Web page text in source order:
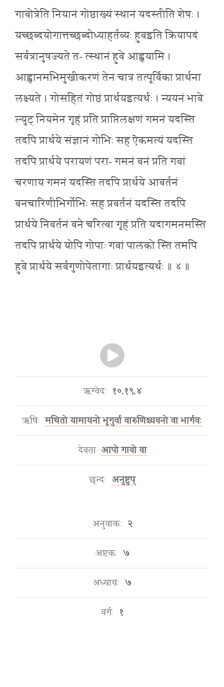
गावोत्रेति नियानं गोष्ठाख्यं स्थानं यदस्तीति शेषः ।
यच्छब्दयोगात्तच्छब्दोध्याहर्तव्यः हुवइति क्रियापदं
सर्वत्रानुषज्यते त- त्स्थानं हुवे आह्वयामि ।
आह्वानमभिमुखीकरणं तेन चात्र तत्पूर्विका प्रार्थना
लक्ष्यते । गोसहितं गोष्ठं प्रार्थयइत्यर्थः । न्ययनं भावे
ल्युट् नियमेन गृहं प्रति प्राप्तिलक्षणं गमनं यदस्ति
तदपि प्रार्थये संज्ञानं गोभिः सह ऎकमत्यं यदस्ति
तदपि प्रार्थये परायणं परा- गमनं वनं प्रति गवां
चरणाय गमनं यदस्ति तदपि प्रार्थये आवर्तनं
वनचारिणीभिर्गोभिः सह प्रवर्तनं यदस्ति तदपि
प्रार्थये निवर्तनं वने चरित्वा गृहं प्रति यदागमनमस्ति
तदपि प्रार्थये योपि गोपाः गवां पालको स्ति तमपि
हुवे प्रार्थये सर्वगुणोपेतागाः प्रार्थयइत्यर्थः ॥ ४ ॥
ऋग्वेदः १०.१९.४
ऋषिः मथितो यामायनो भृगुर्वा वारुणिश्च्यवनो वा भार्गवः
देवता आपो गावो वा
छन्दः अनुष्टुप्
अनुवाकः २
अष्टकः ७
अध्यायः ७
वर्गः १